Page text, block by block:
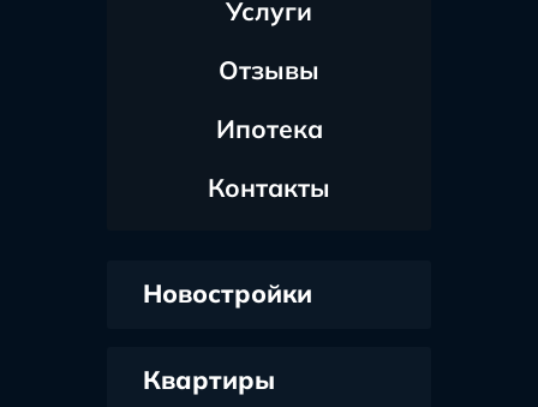
Услуги
Отзывы
Ипотека
Контакты
Новостройки
Квартиры